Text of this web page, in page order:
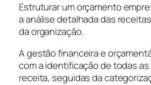
Estruturar um orçamento
a análise detalhada das
da organização.
A gestão financeira e
com a identificação de todas
receita, seguidas da